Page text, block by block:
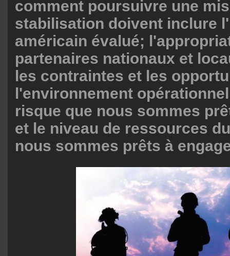
comment poursuivre une
stabilisation doivent inclure
américain évalué;
partenaires nationaux et
les contraintes et les
l'environnement
risque que nous sommes
et le niveau de ressources
nous sommes prêts à